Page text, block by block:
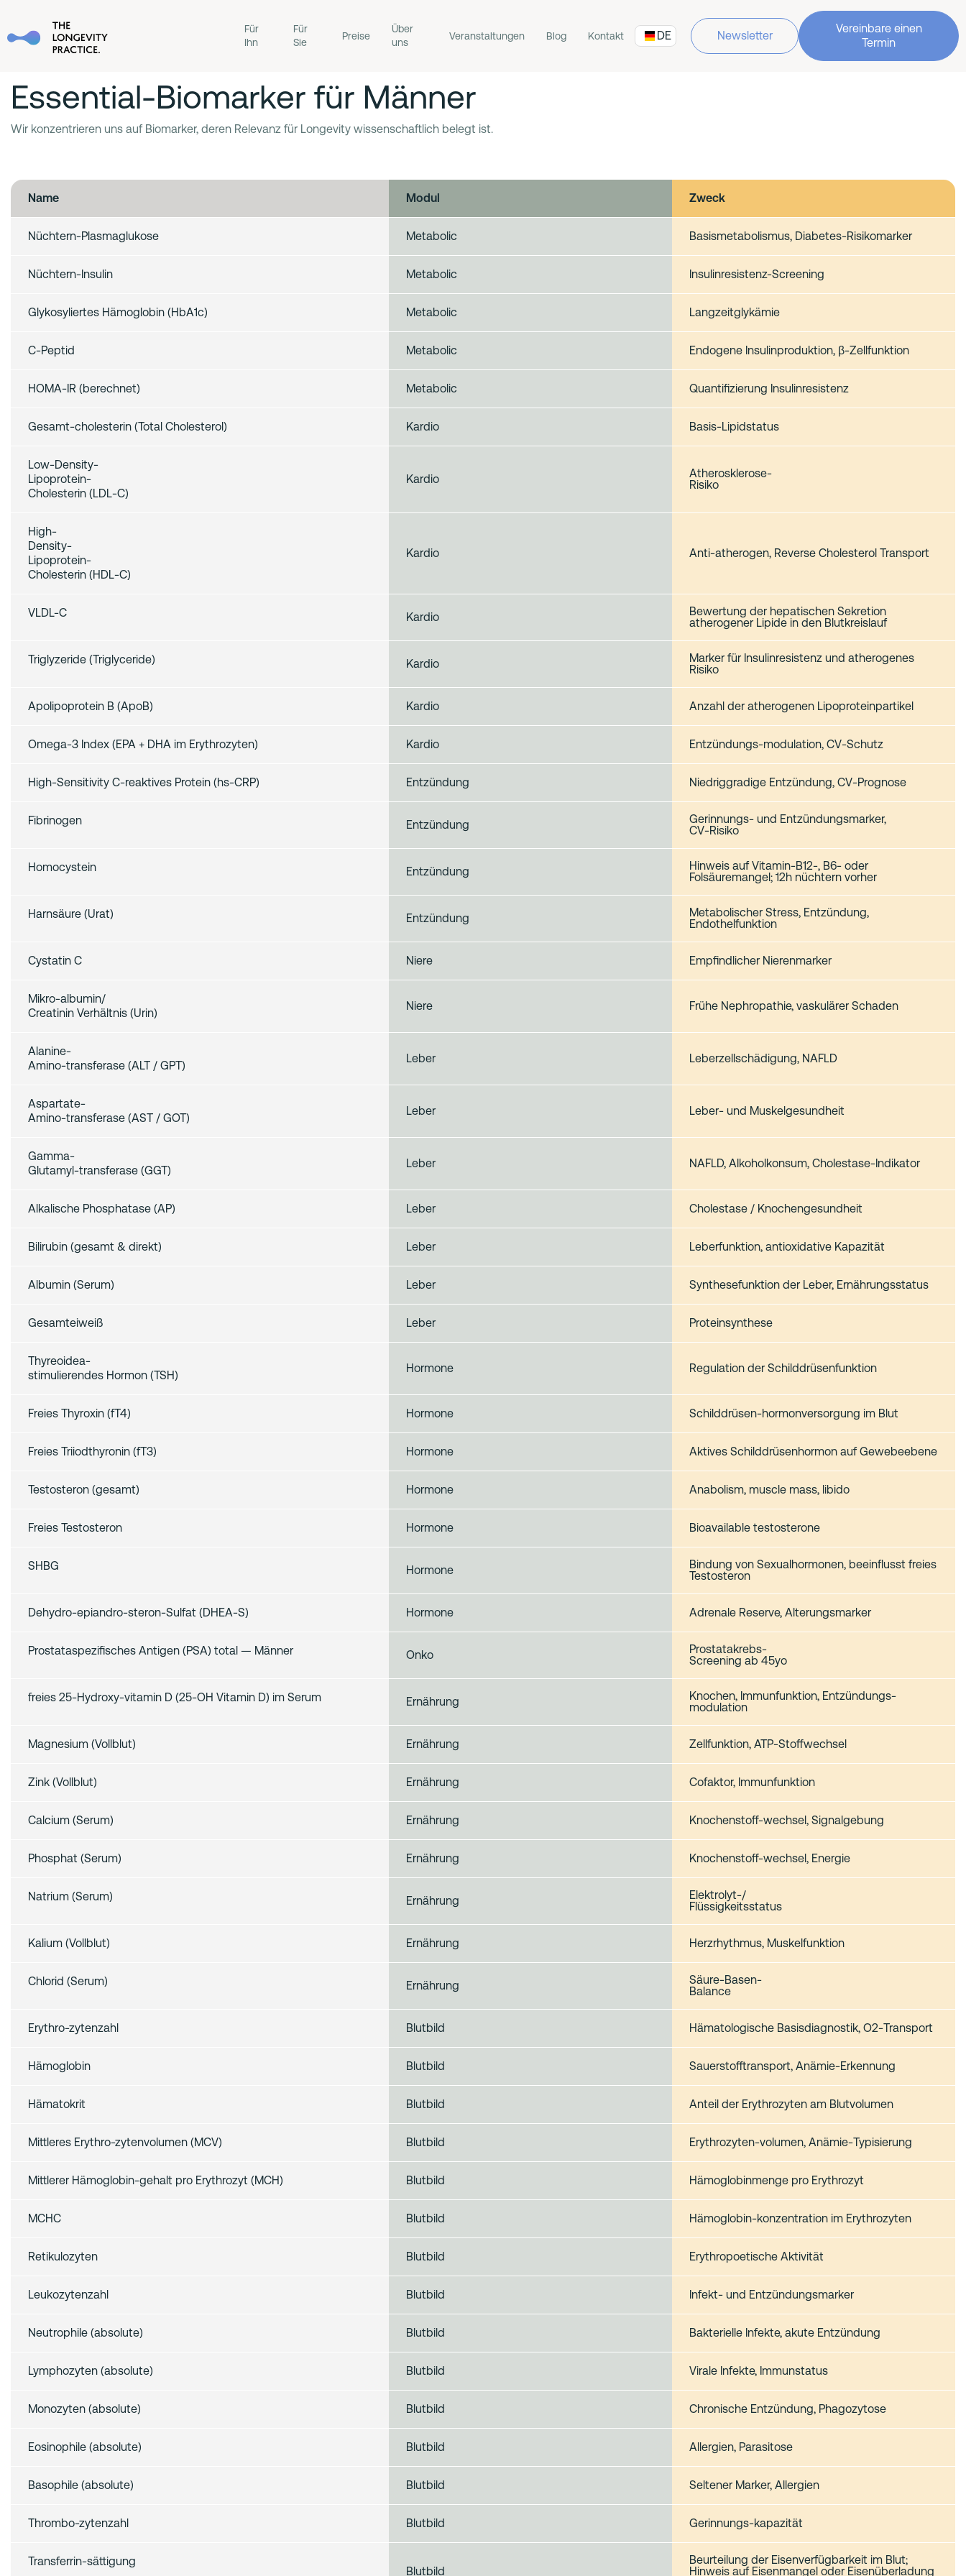
Für
Ihn
Für
Sie
Preise
Über
uns
Veranstaltungen Blog Kontakt DE Newsletter
Vereinbare einen
Termin
Essential-Biomarker für Männer
Wir konzentrieren uns auf Biomarker, deren Relevanz für Longevity wissenschaftlich belegt ist.
Name Modul Zweck
Nüchtern-Plasmaglukose Metabolic Basismetabolismus, Diabetes-Risikomarker
Nüchtern-Insulin Metabolic Insulinresistenz-Screening
Glykosyliertes Hämoglobin (HbA1c) Metabolic Langzeitglykämie
C‑Peptid Metabolic Endogene Insulinproduktion, β‑Zellfunktion
HOMA‑IR (berechnet) Metabolic Quantifizierung Insulinresistenz
Gesamt-cholesterin (Total Cholesterol) Kardio Basis‑Lipidstatus
Low‑Density‑
Lipoprotein‑
Cholesterin (LDL‑C)
Kardio
Atherosklerose‑
Risiko
High‑
Density‑
Lipoprotein‑
Cholesterin (HDL‑C)
Kardio Anti‑atherogen, Reverse Cholesterol Transport
VLDL-C Kardio
Bewertung der hepatischen Sekretion
atherogener Lipide in den Blutkreislauf
Triglyzeride (Triglyceride) Kardio
Marker für Insulinresistenz und atherogenes
Risiko
Apolipoprotein B (ApoB) Kardio Anzahl der atherogenen Lipoproteinpartikel
Omega‑3 Index (EPA + DHA im Erythrozyten) Kardio Entzündungs-modulation, CV‑Schutz
High‑Sensitivity C‑reaktives Protein (hs‑CRP) Entzündung Niedriggradige Entzündung, CV‑Prognose
Fibrinogen Entzündung
Gerinnungs‑ und Entzündungsmarker,
CV‑Risiko
Homocystein Entzündung
Hinweis auf Vitamin-B12-, B6- oder
Folsäuremangel; 12h nüchtern vorher
Harnsäure (Urat) Entzündung
Metabolischer Stress, Entzündung,
Endothelfunktion
Cystatin C Niere Empfindlicher Nierenmarker
Mikro-albumin/
Creatinin Verhältnis (Urin)
Niere Frühe Nephropathie, vaskulärer Schaden
Alanine‑
Amino-transferase (ALT / GPT)
Leber Leberzellschädigung, NAFLD
Aspartate‑
Amino-transferase (AST / GOT)
Leber Leber‑ und Muskelgesundheit
Gamma‑
Glutamyl-transferase (GGT)
Leber NAFLD, Alkoholkonsum, Cholestase‑Indikator
Alkalische Phosphatase (AP) Leber Cholestase / Knochengesundheit
Bilirubin (gesamt & direkt) Leber Leberfunktion, antioxidative Kapazität
Albumin (Serum) Leber Synthesefunktion der Leber, Ernährungsstatus
Gesamteiweiß Leber Proteinsynthese
Thyreoidea‑
stimulierendes Hormon (TSH)
Hormone Regulation der Schilddrüsenfunktion
Freies Thyroxin (fT4) Hormone Schilddrüsen-hormonversorgung im Blut
Freies Triiodthyronin (fT3) Hormone Aktives Schilddrüsenhormon auf Gewebeebene
Testosteron (gesamt) Hormone Anabolism, muscle mass, libido
Freies Testosteron Hormone Bioavailable testosterone
SHBG Hormone
Bindung von Sexualhormonen, beeinflusst freies
Testosteron
Dehydro-epiandro-steron‑Sulfat (DHEA‑S) Hormone Adrenale Reserve, Alterungsmarker
Prostata­spezifisches Antigen (PSA) total — Männer Onko
Prostatakrebs‑
Screening ab 45yo
freies 25‑Hydroxy-vitamin D (25‑OH Vitamin D) im Serum Ernährung
Knochen, Immunfunktion, Entzündungs-
modulation
Magnesium (Vollblut) Ernährung Zellfunktion, ATP‑Stoffwechsel
Zink (Vollblut) Ernährung Cofaktor, Immunfunktion
Calcium (Serum) Ernährung Knochenstoff-wechsel, Signalgebung
Phosphat (Serum) Ernährung Knochenstoff-wechsel, Energie
Natrium (Serum) Ernährung
Elektrolyt‑/
Flüssigkeitsstatus
Kalium (Vollblut) Ernährung Herzrhythmus, Muskelfunktion
Chlorid (Serum) Ernährung
Säure‑Basen‑
Balance
Erythro-zytenzahl Blutbild Hämatologische Basisdiagnostik, O2‑Transport
Hämoglobin Blutbild Sauerstofftransport, Anämie‑Erkennung
Hämatokrit Blutbild Anteil der Erythrozyten am Blutvolumen
Mittleres Erythro-zytenvolumen (MCV) Blutbild Erythrozyten-volumen, Anämie‑Typisierung
Mittlerer Hämoglobin-gehalt pro Erythrozyt (MCH) Blutbild Hämoglobinmenge pro Erythrozyt
MCHC Blutbild Hämoglobin-konzentration im Erythrozyten
Retikulozyten Blutbild Erythropoetische Aktivität
Leukozytenzahl Blutbild Infekt‑ und Entzündungsmarker
Neutrophile (absolute) Blutbild Bakterielle Infekte, akute Entzündung
Lymphozyten (absolute) Blutbild Virale Infekte, Immunstatus
Monozyten (absolute) Blutbild Chronische Entzündung, Phagozytose
Eosinophile (absolute) Blutbild Allergien, Parasitose
Basophile (absolute) Blutbild Seltener Marker, Allergien
Thrombo-zytenzahl Blutbild Gerinnungs-kapazität
Transferrin-sättigung
Blutbild
Beurteilung der Eisenverfügbarkeit im Blut;
Hinweis auf Eisenmangel oder Eisenüberladung